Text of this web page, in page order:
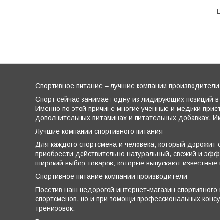
Спортивное питание – лучшие компании производители
Спорт сейчас занимает одну из лидирующих позиций
Именно по этой причине многие ученные и медики
дополнительных витаминах и питательных добавках.
Лучшие компании спортивного питания
Для каждого спортсмена и человека, который дорожит
приобрести действительно натуральный, свежий и
широкий выбор товаров, которые выпускают
Спортивное питание компании производители
Посетив наш недорогой интернет-магазин спортивного
спортсменов, но и при помощи профессиональных
тренировок.